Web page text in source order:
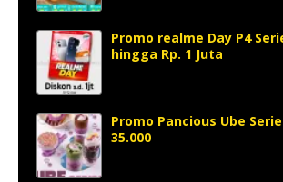
Promo realme Day P4
hingga Rp. 1 Juta
Promo Pancious Ube
35.000